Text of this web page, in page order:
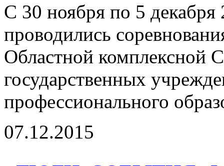
С 30 ноября по 5 декабря
проводились
Областной комплексной
государственных
профессионального
07.12.2015